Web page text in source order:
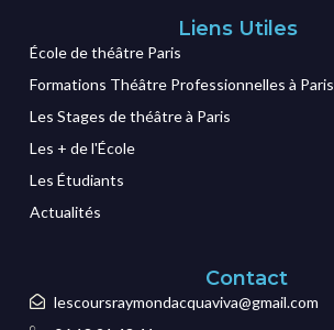
Liens Utiles
École de théâtre Paris
Formations Théâtre Professionnelles à Paris
Les Stages de théâtre à Paris
Les + de l'École
Les Étudiants
Actualités
Contact
lescoursraymondacquaviva@gmail.com